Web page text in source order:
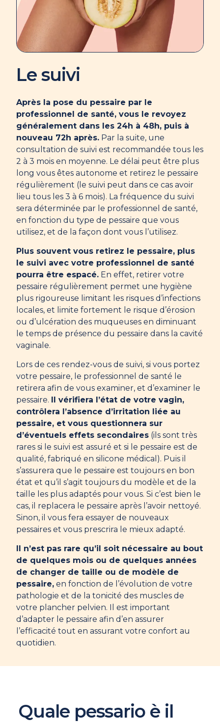
Le suivi
Après la pose du pessaire par le
professionnel de santé, vous le revoyez
généralement dans les 24h à 48h, puis à
nouveau 72h après. Par la suite, une
consultation de suivi est recommandée tous les
2 à 3 mois en moyenne. Le délai peut être plus
long vous êtes autonome et retirez le pessaire
régulièrement (le suivi peut dans ce cas avoir
lieu tous les 3 à 6 mois). La fréquence du suivi
sera déterminée par le professionnel de santé,
en fonction du type de pessaire que vous
utilisez, et de la façon dont vous l’utilisez.
Plus souvent vous retirez le pessaire, plus
le suivi avec votre professionnel de santé
pourra être espacé. En effet, retirer votre
pessaire régulièrement permet une hygiène
plus rigoureuse limitant les risques d’infections
locales, et limite fortement le risque d’érosion
ou d’ulcération des muqueuses en diminuant
le temps de présence du pessaire dans la cavité
vaginale.
Lors de ces rendez-vous de suivi, si vous portez
votre pessaire, le professionnel de santé le
retirera afin de vous examiner, et d’examiner le
pessaire.
Il vérifiera l’état de votre vagin,
contrôlera l’absence d’irritation liée au
pessaire, et vous questionnera sur
d’éventuels effets secondaires (ils sont très
rares si le suivi est assuré et si le pessaire est de
qualité, fabriqué en silicone médical). Puis il
s’assurera que le pessaire est toujours en bon
état et qu’il s’agit toujours du modèle et de la
taille les plus adaptés pour vous. Si c’est bien le
cas, il replacera le pessaire après l’avoir nettoyé.
Sinon, il vous fera essayer de nouveaux
pessaires et vous prescrira le mieux adapté.
Il n’est pas rare qu’il soit nécessaire au bout
de quelques mois ou de quelques années
de changer de taille ou de modèle de
pessaire, en fonction de l’évolution de votre
pathologie et de la tonicité des muscles de
votre plancher pelvien. Il est important
d’adapter le pessaire afin d’en assurer
l’efficacité tout en assurant votre confort au
quotidien.
Quale pessario è il